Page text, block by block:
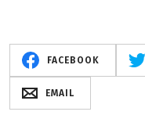
FACEBOOK
EMAIL